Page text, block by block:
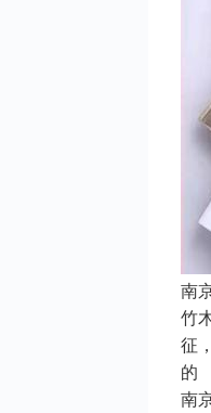
南
竹
征
的
南